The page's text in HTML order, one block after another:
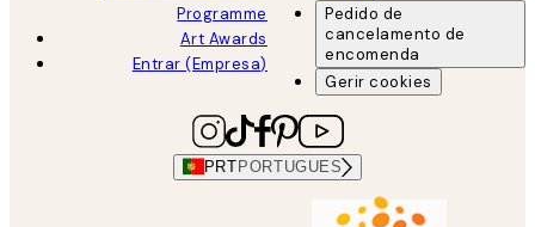
Programme
Art Awards
Entrar (Empresa)
Pedido de
cancelamento de
encomenda
Gerir cookies
PRT PORTUGUES